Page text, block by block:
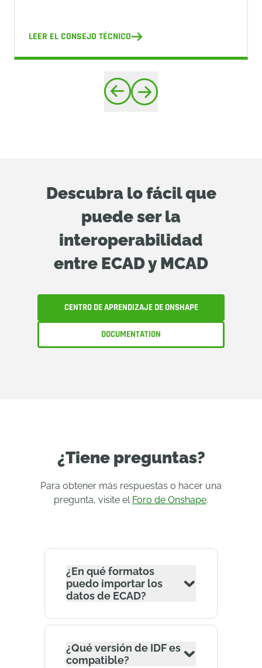
LEER EL CONSEJO TÉCNICO
Descubra lo fácil que
puede ser la
interoperabilidad
entre ECAD y MCAD
CENTRO DE APRENDIZAJE DE ONSHAPE
DOCUMENTATION
¿Tiene preguntas?
Para obtener más respuestas o hacer una
pregunta, visite el Foro de Onshape.
¿En qué formatos
puedo importar los
datos de ECAD?
¿Qué versión de IDF es
compatible?